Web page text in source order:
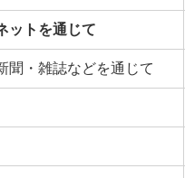
ットを通じて
聞・雑誌などを通じて